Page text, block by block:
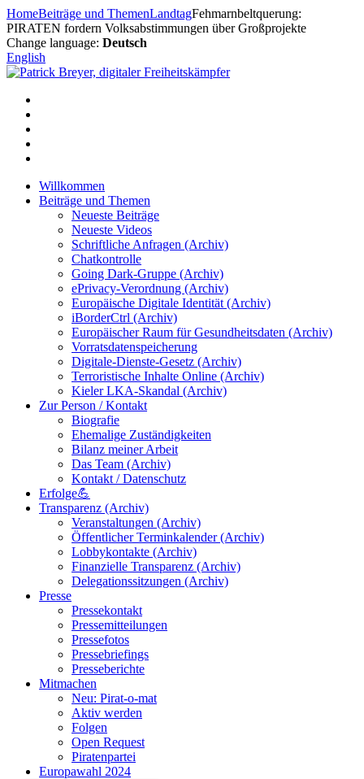
Zum
Inhalt
springen
HomeBeiträge und ThemenLandtagFehmarnbeltquerung:
PIRATEN fordern Volksabstimmungen über Großprojekte
Change language: Deutsch
English
Willkommen
Beiträge und Themen
Neueste Beiträge
Neueste Videos
Schriftliche Anfragen (Archiv)
Chatkontrolle
Going Dark-Gruppe (Archiv)
ePrivacy-Verordnung (Archiv)
Europäische Digitale Identität (Archiv)
iBorderCtrl (Archiv)
Europäischer Raum für Gesundheitsdaten (Archiv)
Vorratsdatenspeicherung
Digitale-Dienste-Gesetz (Archiv)
Terroristische Inhalte Online (Archiv)
Kieler LKA-Skandal (Archiv)
Zur Person / Kontakt
Biografie
Ehemalige Zuständigkeiten
Bilanz meiner Arbeit
Das Team (Archiv)
Kontakt / Datenschutz
Erfolge💪
Transparenz (Archiv)
Veranstaltungen (Archiv)
Öffentlicher Terminkalender (Archiv)
Lobbykontakte (Archiv)
Finanzielle Transparenz (Archiv)
Delegationssitzungen (Archiv)
Presse
Pressekontakt
Pressemitteilungen
Pressefotos
Pressebriefings
Presseberichte
Mitmachen
Neu: Pirat-o-mat
Aktiv werden
Folgen
Open Request
Piratenpartei
Europawahl 2024